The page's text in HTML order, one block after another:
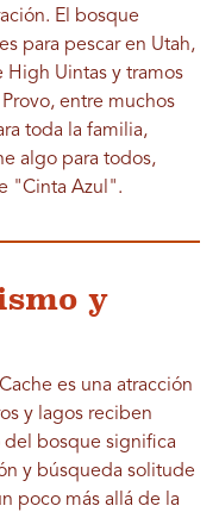
El bosque
para pescar en Utah,
Uintas y tramos
entre muchos
toda la familia,
algo para todos,
"Cinta Azul".
y
es una atracción
y lagos reciben
del bosque significa
y búsqueda solitude
poco más allá de la